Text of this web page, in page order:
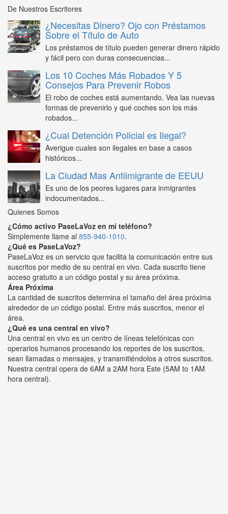
De Nuestros Escritores
¿Necesitas Dinero? Ojo con Préstamos
Sobre el Título de Auto
Los préstamos de título pueden generar dinero rápido
y fácil pero con duras consecuencias...
Los 10 Coches Más Robados Y 5
Consejos Para Prevenir Robos
El robo de coches está aumentando. Vea las nuevas
formas de prevenirlo y qué coches son los más
robados...
¿Cual Detención Policial es Ilegal?
Averigue cuales son ilegales en base a casos
históricos...
La Ciudad Mas Antiimigrante de EEUU
Es uno de los peores lugares para inmigrantes
indocumentados...
Quienes Somos
¿Cómo activo PaseLaVoz en mi teléfono?
Simplemente llame al 855-940-1010.
¿Qué es PaseLaVoz?
PaseLaVoz es un servicio que facilita la comunicación entre sus
suscritos por medio de su central en vivo. Cada suscrito tiene
acceso gratuito a un código postal y su área próxima.
Área Próxima
La cantidad de suscritos determina el tamaño del área próxima
alrededor de un código postal. Entre más suscritos, menor el
área.
¿Qué es una central en vivo?
Una central en vivo es un centro de líneas telefónicas con
operarios humanos procesando los reportes de los suscritos,
sean llamadas o mensajes, y transmitiéndolos a otros suscritos.
Nuestra central opera de 6AM a 2AM hora Este (5AM to 1AM
hora central).